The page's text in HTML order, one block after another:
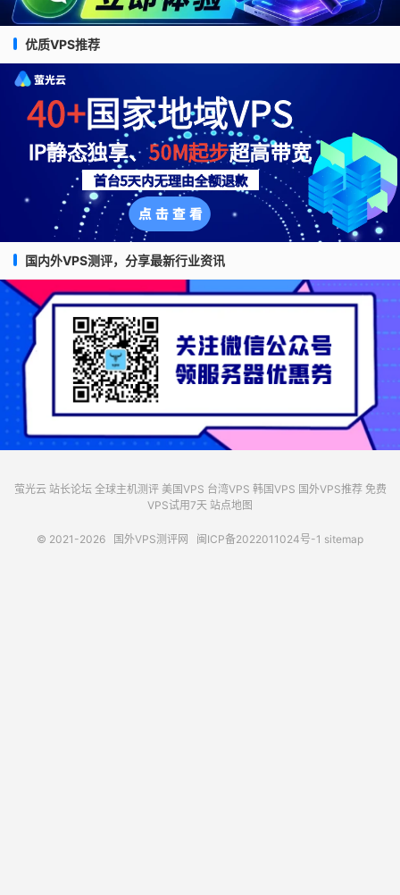
优质VPS推荐
国内外VPS测评，分享最新行业资讯
萤光云 站长论坛 全球主机测评 美国VPS 台湾VPS 韩国VPS 国外VPS推荐 免费
VPS试用7天 站点地图
© 2021-2026 国外VPS测评网 闽ICP备2022011024号-1 sitemap